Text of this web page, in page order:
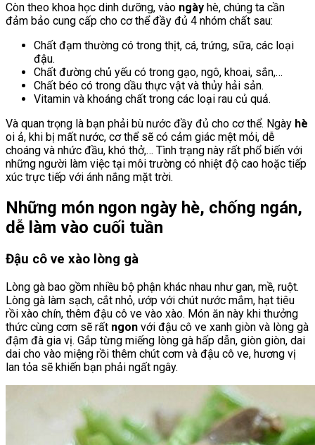
Còn theo khoa học dinh dưỡng, vào ngày hè, chúng ta cần
đảm bảo cung cấp cho cơ thể đầy đủ 4 nhóm chất sau:
Chất đạm thường có trong thịt, cá, trứng, sữa, các loại
đậu.
Chất đường chủ yếu có trong gạo, ngô, khoai, sắn,…
Chất béo có trong dầu thực vật và thủy hải sản.
Vitamin và khoáng chất trong các loại rau củ quả.
Và quan trọng là bạn phải bù nước đầy đủ cho cơ thể. Ngày hè
oi ả, khi bị mất nước, cơ thể sẽ có cảm giác mệt mỏi, dễ
choáng và nhức đầu, khó thở,… Tình trạng này rất phổ biến với
những người làm việc tại môi trường có nhiệt độ cao hoặc tiếp
xúc trực tiếp với ánh nắng mặt trời.
Những món ngon ngày hè, chống ngán,
dễ làm vào cuối tuần
Đậu cô ve xào lòng gà
Lòng gà bao gồm nhiều bộ phận khác nhau như gan, mề, ruột.
Lòng gà làm sạch, cắt nhỏ, ướp với chút nước mắm, hạt tiêu
rồi xào chín, thêm đậu cô ve vào xào. Món ăn này khi thưởng
thức cùng cơm sẽ rất ngon với đậu cô ve xanh giòn và lòng gà
đậm đà gia vị. Gắp từng miếng lòng gà hấp dẫn, giòn giòn, dai
dai cho vào miệng rồi thêm chút cơm và đậu cô ve, hương vị
lan tỏa sẽ khiến bạn phải ngất ngây.